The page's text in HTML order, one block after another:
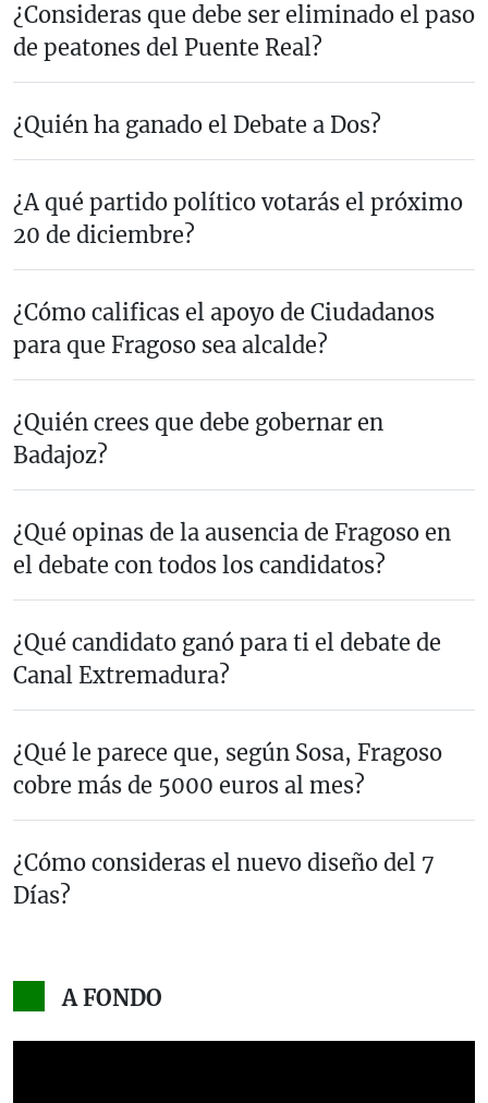
¿Consideras que debe ser eliminado el paso
de peatones del Puente Real?
¿Quién ha ganado el Debate a Dos?
¿A qué partido político votarás el próximo
20 de diciembre?
¿Cómo calificas el apoyo de Ciudadanos
para que Fragoso sea alcalde?
¿Quién crees que debe gobernar en
Badajoz?
¿Qué opinas de la ausencia de Fragoso en
el debate con todos los candidatos?
¿Qué candidato ganó para ti el debate de
Canal Extremadura?
¿Qué le parece que, según Sosa, Fragoso
cobre más de 5000 euros al mes?
¿Cómo consideras el nuevo diseño del 7
Días?
A FONDO